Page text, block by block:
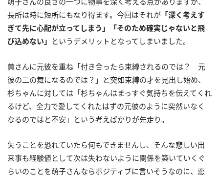
長所は時に短所にもなり得ます。今回はそれが 「深く考えす
ぎて先に心配が立ってしまう」「そのため確実じゃないと飛
び込めない」 というデメリットとなってしまいました。
黄さんに元彼を重ね「付き合ったら束縛されるのでは？ 元
彼の二の舞になるのでは？」と突如束縛の才を見出し始め、
杉ちゃんに対しては「杉ちゃんはまっすぐ気持ちを伝えてくれ
るけど、全力で愛してくれたはずの元彼のように突然いなく
なるのではと不安」という考えばかりが先走り。
失うことを恐れていたら何もできませんし、そんな悲しい出
来事も経験値として次は失わないように関係を築いていくぐ
らいのことを萌子さんならポジティブに言いそうなのに、恋